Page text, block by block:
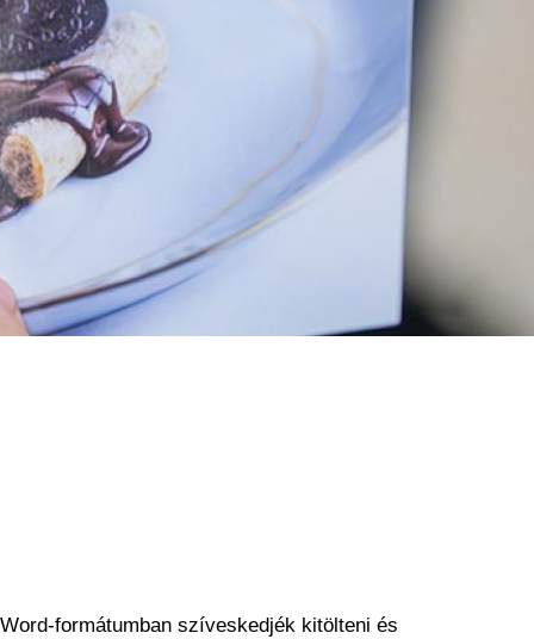
formátumban szíveskedjék kitölteni és